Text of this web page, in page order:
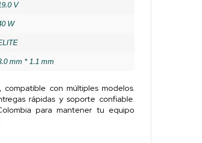
V
W
mm * 1.1 mm
, compatible con múltiples modelos.
rápidas y soporte confiable.
para mantener tu equipo